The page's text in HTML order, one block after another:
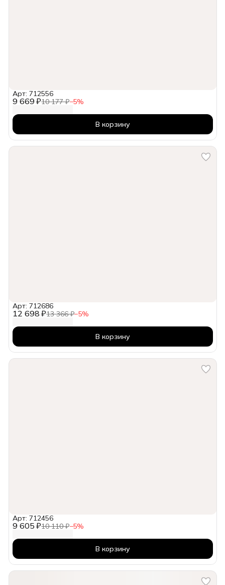
9 669 ₽10 177 ₽−5%
Арт: 712556
В корзину
12 698 ₽13 366 ₽−5%
Арт: 712686
В корзину
9 605 ₽10 110 ₽−5%
Арт: 712456
В корзину